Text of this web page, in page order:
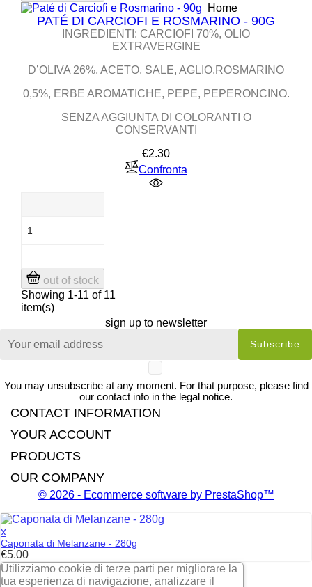
Home
PATÉ DI CARCIOFI E ROSMARINO - 90G
INGREDIENTI: CARCIOFI 70%, OLIO
EXTRAVERGINE
D’OLIVA 26%, ACETO, SALE, AGLIO,ROSMARINO
0,5%, ERBE AROMATICHE, PEPE, PEPERONCINO.
SENZA AGGIUNTA DI COLORANTI O
CONSERVANTI
€2.30Price
Confronta
out of stock
Showing 1-11 of 11
item(s)
sign up to newsletter
You may unsubscribe at any moment. For that purpose, please find
our contact info in the legal notice.
CONTACT INFORMATION
YOUR ACCOUNT
PRODUCTS
OUR COMPANY
© 2026 - Ecommerce software by PrestaShop™
x
Caponata di Melanzane - 280g
€5.00Price
Utilizziamo cookie di terze parti per migliorare la
tua esperienza di navigazione, analizzare il